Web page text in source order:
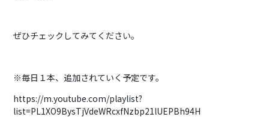
ぜひチェックしてみてください。
※毎日１本、追加されていく予定です。
https://m.youtube.com/playlist?
list=PL1XO9BysTjVdeWRcxfNzbp21lUEPBh94H